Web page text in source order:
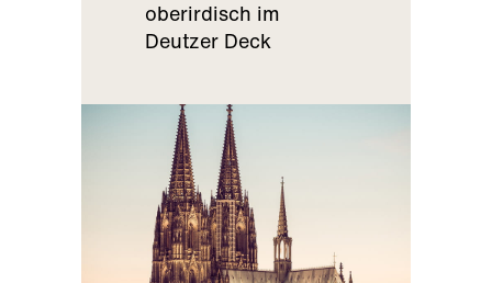
oberirdisch im
Deutzer Deck